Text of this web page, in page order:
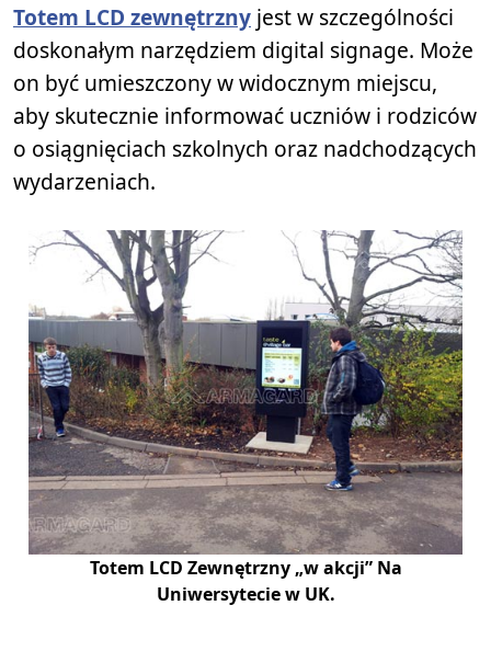
Totem LCD zewnętrzny jest w szczególności
doskonałym narzędziem digital signage. Może
on być umieszczony w widocznym miejscu,
aby skutecznie informować uczniów i rodziców
o osiągnięciach szkolnych oraz nadchodzących
wydarzeniach.
Totem LCD Zewnętrzny „w akcji” Na
Uniwersytecie w UK.